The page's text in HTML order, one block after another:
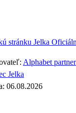
Jelka
Alphabet
Jelka
06.08.2026